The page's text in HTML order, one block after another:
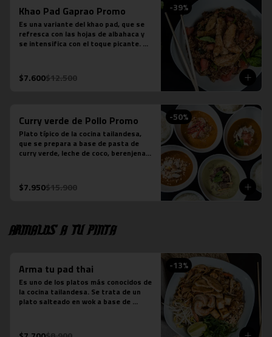
-39%
Khao Pad Gaprao Promo
Es una variante del khao pad, que se
refresca con las hojas de albahaca y
se intensifica con el toque picante.
*Plato levemente picante
$7.600$12.500
-50%
Curry verde de Pollo Promo
Plato típico de la cocina tailandesa,
que se prepara a base de pasta de
curry verde, leche de coco, berenjenas,
$7.950$15.900
Armalos a tu pinta
-13%
Arma tu pad thai
Es uno de los platos más conocidos de
la cocina tailandesa. Se trata de un
plato salteado en wok a base de
cebolla, maní, cebollín, cilantro, diente